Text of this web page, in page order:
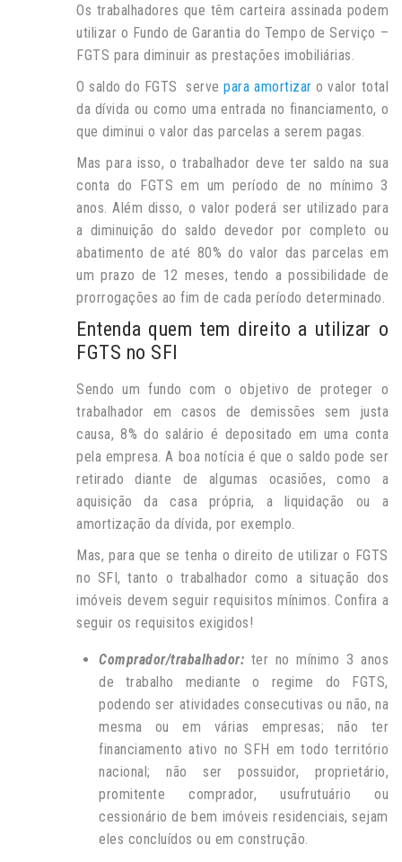
Os trabalhadores que têm carteira assinada podem
utilizar o Fundo de Garantia do Tempo de Serviço –
FGTS para diminuir as prestações imobiliárias.
O saldo do FGTS servepara amortizar o valor total
da dívida ou como uma entrada no financiamento, o
que diminui o valor das parcelas a serem pagas.
Mas para isso, o trabalhador deve ter saldo na sua
conta do FGTS em um período de no mínimo 3
anos. Além disso, o valor poderá ser utilizado para
a diminuição do saldo devedor por completo ou
abatimento de até 80% do valor das parcelas em
um prazo de 12 meses, tendo a possibilidade de
prorrogações ao fim de cada período determinado.
Entenda quem tem direito a utilizar o
FGTS no SFI
Sendo um fundo com o objetivo de proteger o
trabalhador em casos de demissões sem justa
causa, 8% do salário é depositado em uma conta
pela empresa. A boa notícia é que o saldo pode ser
retirado diante de algumas ocasiões, como a
aquisição da casa própria, a liquidação ou a
amortização da dívida, por exemplo.
Mas, para que se tenha o direito de utilizar o FGTS
no SFI, tanto o trabalhador como a situação dos
imóveis devem seguir requisitos mínimos. Confira a
seguir os requisitos exigidos!
Comprador/trabalhador: ter no mínimo 3 anos
de trabalho mediante o regime do FGTS,
podendo ser atividades consecutivas ou não, na
mesma ou em várias empresas; não ter
financiamento ativo no SFH em todo território
nacional; não ser possuidor, proprietário,
promitente comprador, usufrutuário ou
cessionário de bem imóveis residenciais, sejam
eles concluídos ou em construção.